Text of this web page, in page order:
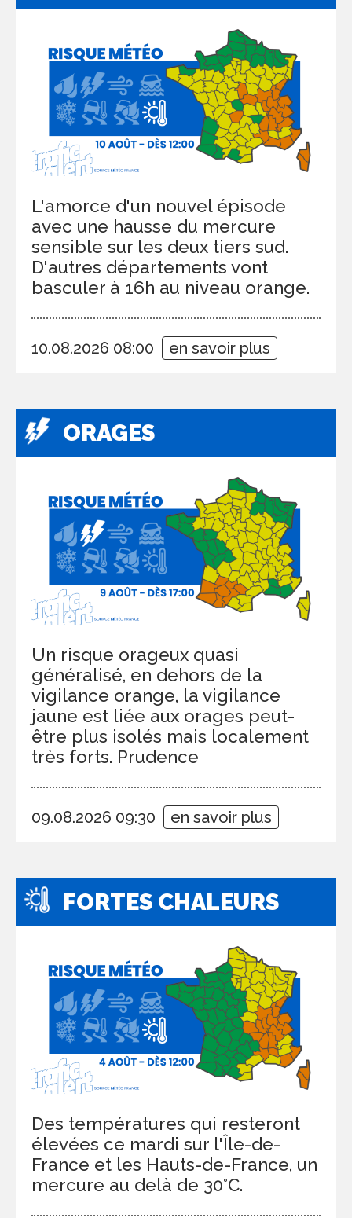
L'amorce d'un nouvel épisode
avec une hausse du mercure
sensible sur les deux tiers sud.
D'autres départements vont
basculer à 16h au niveau orange.
10.08.2026 08:00 en savoir plus
ORAGES
Un risque orageux quasi
généralisé, en dehors de la
vigilance orange, la vigilance
jaune est liée aux orages peut-
être plus isolés mais localement
très forts. Prudence
09.08.2026 09:30 en savoir plus
FORTES CHALEURS
Des températures qui resteront
élevées ce mardi sur l'Île-de-
France et les Hauts-de-France, un
mercure au delà de 30°C.